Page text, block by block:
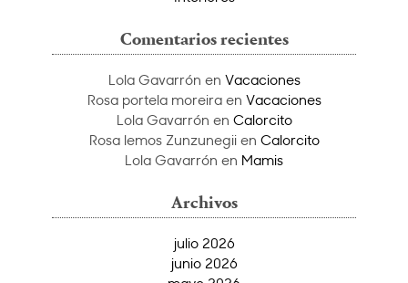
Comentarios recientes
Lola Gavarrón en Vacaciones
Rosa portela moreiraen Vacaciones
Lola Gavarrón en Calorcito
Rosa lemos Zunzunegiien Calorcito
Lola Gavarrón en Mamis
Archivos
julio 2026
junio 2026